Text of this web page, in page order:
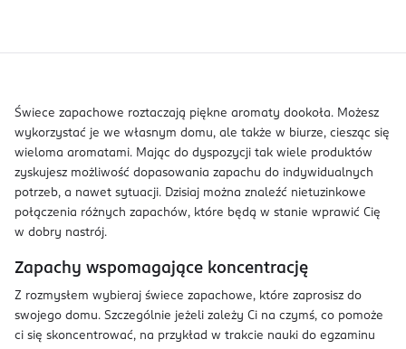
Świece zapachowe roztaczają piękne aromaty dookoła. Możesz
wykorzystać je we własnym domu, ale także w biurze, ciesząc się
wieloma aromatami. Mając do dyspozycji tak wiele produktów
zyskujesz możliwość dopasowania zapachu do indywidualnych
potrzeb, a nawet sytuacji. Dzisiaj można znaleźć nietuzinkowe
połączenia różnych zapachów, które będą w stanie wprawić Cię
w dobry nastrój.
Zapachy wspomagające koncentrację
Z rozmysłem wybieraj świece zapachowe, które zaprosisz do
swojego domu. Szczególnie jeżeli zależy Ci na czymś, co pomoże
ci się skoncentrować, na przykład w trakcie nauki do egzaminu